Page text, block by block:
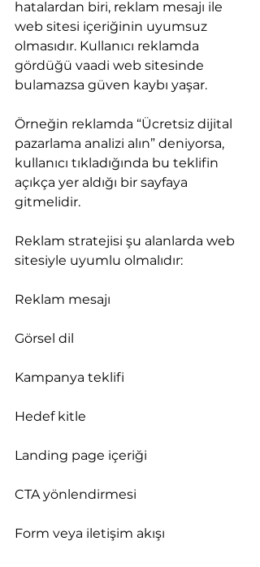
hatalardan biri, reklam mesajı ile
web sitesi içeriğinin uyumsuz
olmasıdır. Kullanıcı reklamda
gördüğü vaadi web sitesinde
bulamazsa güven kaybı yaşar.
Örneğin reklamda “Ücretsiz dijital
pazarlama analizi alın” deniyorsa,
kullanıcı tıkladığında bu teklifin
açıkça yer aldığı bir sayfaya
gitmelidir.
Reklam stratejisi şu alanlarda web
sitesiyle uyumlu olmalıdır:
Reklam mesajı
Görsel dil
Kampanya teklifi
Hedef kitle
Landing page içeriği
CTA yönlendirmesi
Form veya iletişim akışı